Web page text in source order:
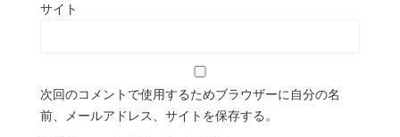
サイト
次回のコメントで使用するためブラウザーに自分の名
前、メールアドレス、サイトを保存する。